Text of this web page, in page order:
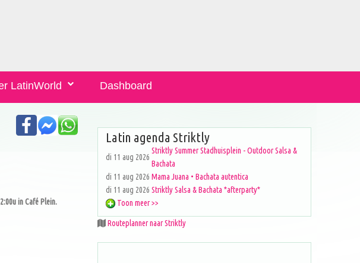
LatinWorld Dashboard
in Café Plein.
Latin agenda Striktly
di 11 aug 2026
Striktly Summer Stadhuisplein - Outdoor Salsa &
Bachata
di 11 aug 2026 Mama Juana • Bachata autentica
di 11 aug 2026 Striktly Salsa & Bachata *afterparty*
Toon meer >>
Routeplanner naar Striktly